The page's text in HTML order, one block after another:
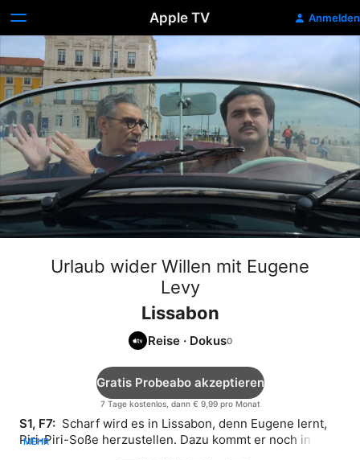
Apple TV Anmelden
Urlaub wider Willen mit Eugene
Levy
Lissabon
Reise · Dokus
7 Tage kostenlos, dann € 9,99 pro Monat
Gratis Probeabo akzeptieren
S1, F7: Scharf wird es in Lissabon, denn Eugene lernt,
Piri-Piri-Soße herzustellen. Dazu kommt er noch in den
MEHR